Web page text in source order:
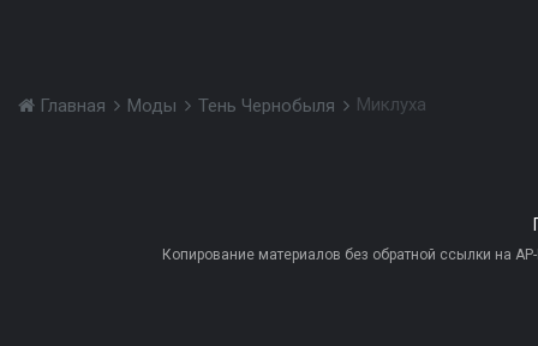
Главная Моды Тень Чернобыля Миклуха
Копирование материалов без обратной ссылки на